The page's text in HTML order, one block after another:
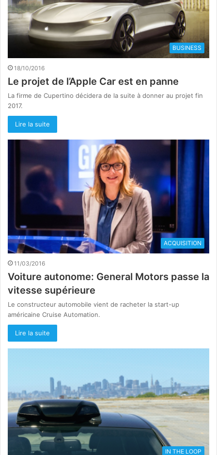
BUSINESS
18/10/2016
Le projet de l’Apple Car est en panne
La firme de Cupertino décidera de la suite à donner au projet fin
2017.
Lire la suite
ACQUISITION
11/03/2016
Voiture autonome: General Motors passe la
vitesse supérieure
Le constructeur automobile vient de racheter la start-up
américaine Cruise Automation.
Lire la suite
IN THE LOOP